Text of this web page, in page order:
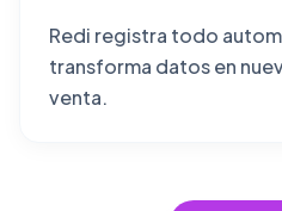
Redi registra todo
transforma datos en
venta.